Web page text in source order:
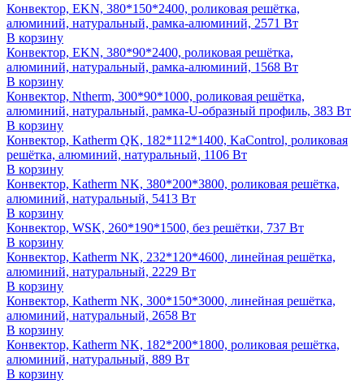
Конвектор, EKN, 380*150*2400, роликовая решётка,
алюминий, натуральный, рамка-алюминий, 2571 Вт
В корзину
Конвектор, EKN, 380*90*2400, роликовая решётка,
алюминий, натуральный, рамка-алюминий, 1568 Вт
В корзину
Конвектор, Ntherm, 300*90*1000, роликовая решётка,
алюминий, натуральный, рамка-U-образный профиль, 383 Вт
В корзину
Конвектор, Katherm QK, 182*112*1400, KaControl, роликовая
решётка, алюминий, натуральный, 1106 Вт
В корзину
Конвектор, Katherm NK, 380*200*3800, роликовая решётка,
алюминий, натуральный, 5413 Вт
В корзину
Конвектор, WSK, 260*190*1500, без решётки, 737 Вт
В корзину
Конвектор, Katherm NK, 232*120*4600, линейная решётка,
алюминий, натуральный, 2229 Вт
В корзину
Конвектор, Katherm NK, 300*150*3000, линейная решётка,
алюминий, натуральный, 2658 Вт
В корзину
Конвектор, Katherm NK, 182*200*1800, роликовая решётка,
алюминий, натуральный, 889 Вт
В корзину